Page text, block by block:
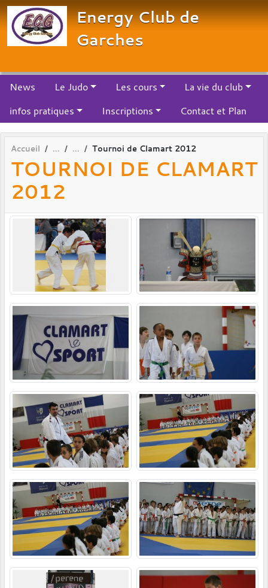
Energy Club de
Garches
News Le Judo Les cours
La vie du club
infos pratiques
Inscriptions Contact et Plan
Accueil Tournoi de Clamart 2012
TOURNOI DE CLAMART
2012
Panneau de gestion des cookies